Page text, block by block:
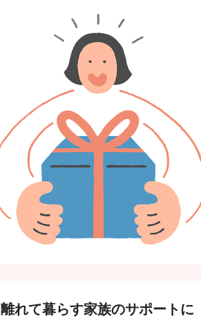
離れて暮らす家族のサポートに